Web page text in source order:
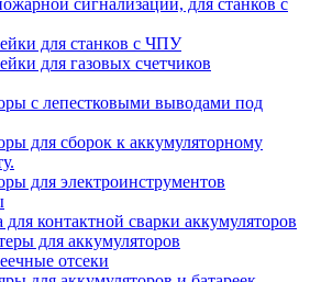
сигнализации, для станков с
для станков с ЧПУ
для газовых счетчиков
с лепестковыми выводами под
для сборок к аккумуляторному
для электроинструментов
для контактной сварки аккумуляторов
для аккумуляторов
отсеки